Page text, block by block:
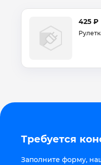
425 ₽
Требуется
Заполните форму,